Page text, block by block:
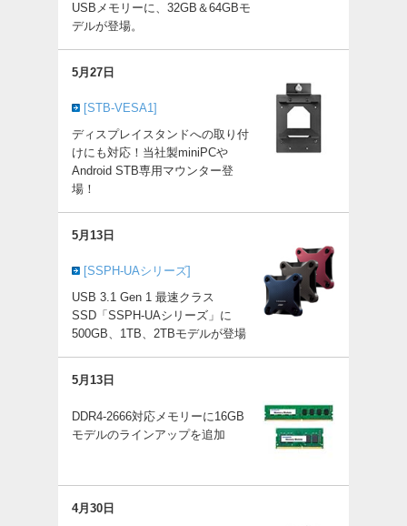
USBメモリーに、32GB＆64GBモ
デルが登場。
5月27日
[STB-VESA1]
ディスプレイスタンドへの取り付
けにも対応！当社製miniPCや
Android STB専用マウンター登
場！
5月13日
[SSPH-UAシリーズ]
USB 3.1 Gen 1 最速クラス
SSD「SSPH-UAシリーズ」に
500GB、1TB、2TBモデルが登場
5月13日
DDR4-2666対応メモリーに16GB
モデルのラインアップを追加
4月30日